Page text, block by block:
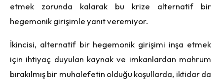
etmek zorunda kalarak bu krize alternatif bir
hegemonik girişimle yanıt veremiyor.
İkincisi, alternatif bir hegemonik girişimi inşa etmek
için ihtiyaç duyulan kaynak ve imkanlardan mahrum
bırakılmış bir muhalefetin olduğu koşullarda, iktidar da